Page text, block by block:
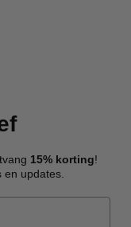
15% korting!
en updates.